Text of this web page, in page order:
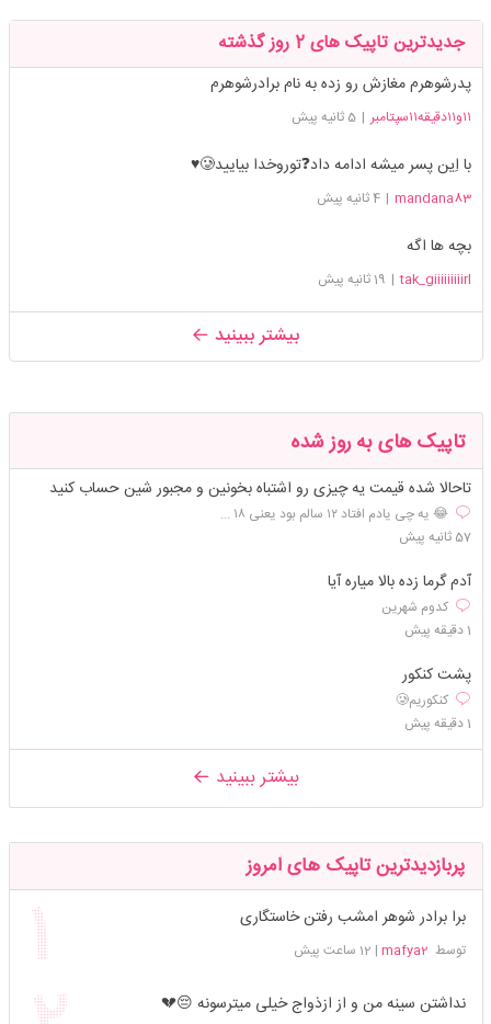
جدیدترین تاپیک های 2 روز گذشته
پدرشوهرم مغازش رو زده به نام برادرشوهرم
۱۱و۱۱دقیقه۱۱سپتامبر | 5 ثانیه پیش
با اِین پسر میشه ادامه داد❓توروخدا بیایید🥲♥️
mandana83
| 4 ثانیه پیش
بچه ها اگه
tak_giiiiiiiiirl
| 19 ثانیه پیش
بیشتر ببینید
تاپیک های به روز شده
تاحالا شده قیمت یه چیزی رو اشتباه بخونین و مجبور شین حساب کنید
😂 یه چی یادم افتاد ۱۲ سالم بود یعنی ۱۸ ...
57 ثانیه پیش
آدم گرما زده بالا میاره آیا
کدوم شهرین
1 دقیقه پیش
پشت کنکور
کنکوریم🥲
1 دقیقه پیش
بیشتر ببینید
پربازدیدترین تاپیک های امروز
برا برادر شوهر امشب رفتن خاستگاری
توسط mafya2
| 12 ساعت پیش
نداشتن سینه من و از ازذواج خیلی میترسونه 😔💔